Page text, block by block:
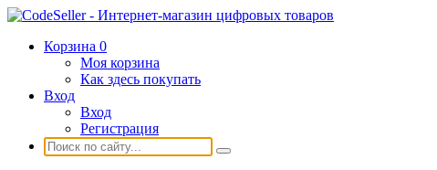
Корзина 0
Моя корзина
Как здесь покупать
Вход
Вход
Регистрация